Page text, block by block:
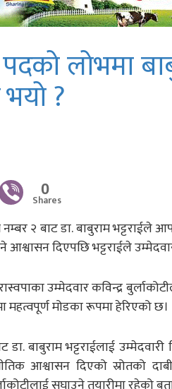
पदको
?
0
Shares
नम्बर २ बाट डा. बाबुराम भट्टराईले
आश्वासन दिएपछि भट्टराईले
रास्वपाका उम्मेदवार कविन्द्र
महत्वपूर्ण मोडका रूपमा हेरिएको छ।
डा. बाबुराम भट्टराईलाई
आश्वासन दिएको स्रोतको